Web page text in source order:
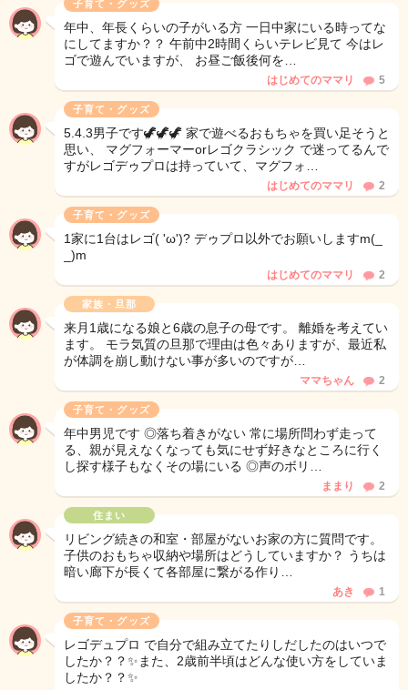
子育て・グッズ
年中、年長くらいの子がいる方 一日中家にいる時ってな
にしてますか？？ 午前中2時間くらいテレビ見て 今はレ
ゴで遊んでいますが、 お昼ご飯後何を…
はじめてのママリ 5
子育て・グッズ
5.4.3男子です🦖🦖🦖 家で遊べるおもちゃを買い足そうと
思い、 マグフォーマーorレゴクラシック で迷ってるんで
すがレゴデゥプロは持っていて、マグフォ…
はじめてのママリ 2
子育て・グッズ
1家に1台はレゴ( 'ω')? デゥプロ以外でお願いしますm(_
_)m
はじめてのママリ 2
家族・旦那
来月1歳になる娘と6歳の息子の母です。 離婚を考えてい
ます。 モラ気質の旦那で理由は色々ありますが、最近私
が体調を崩し動けない事が多いのですが…
ママちゃん 2
子育て・グッズ
年中男児です ◎落ち着きがない 常に場所問わず走って
る、親が見えなくなっても気にせず好きなところに行く
し探す様子もなくその場にいる ◎声のボリ…
ままり 2
住まい
リビング続きの和室・部屋がないお家の方に質問です。
子供のおもちゃ収納や場所はどうしていますか？ うちは
暗い廊下が長くて各部屋に繋がる作り…
あき 1
子育て・グッズ
レゴデュプロ で自分で組み立てたりしだしたのはいつで
したか？？✨また、2歳前半頃はどんな使い方をしていま
したか？？✨